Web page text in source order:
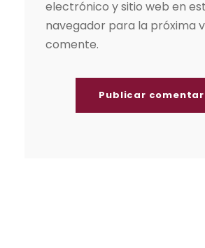
electrónico y sitio web en
navegador para la próxima
comente.